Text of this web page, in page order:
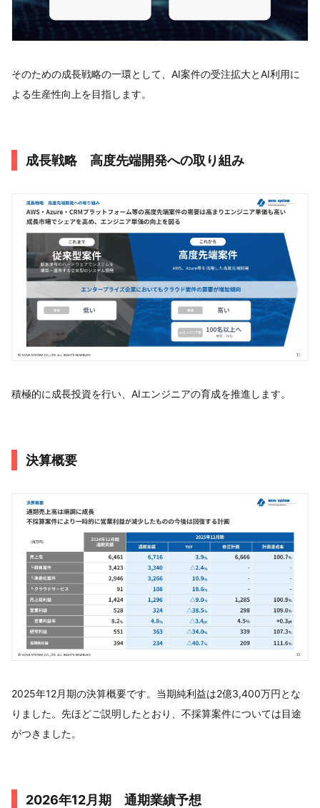
そのための成長戦略の一環として、AI案件の受注拡大とAI利用に
よる生産性向上を目指します。
成長戦略 高度先端開発への取り組み
積極的に成長投資を行い、AIエンジニアの育成を推進します。
決算概要
2025年12月期の決算概要です。当期純利益は2億3,400万円とな
りました。先ほどご説明したとおり、不採算案件については目途
がつきました。
2026年12月期 通期業績予想